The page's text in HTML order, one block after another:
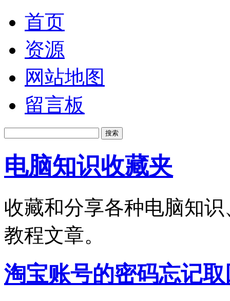
首页
资源
网站地图
留言板
电脑知识收藏夹
收藏和分享各种电脑知
教程文章。
淘宝账号的密码忘记